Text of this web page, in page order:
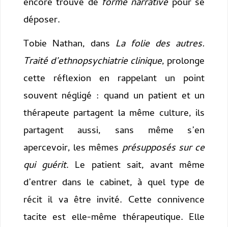
encore trouvé de forme narrativepour se
déposer.
Tobie Nathan, dans La folie des autres.
Traité d’ethnopsychiatrie clinique, prolonge
cette réflexion en rappelant un point
souvent négligé : quand un patient et un
thérapeute partagent la même culture, ils
partagent aussi, sans même s’en
apercevoir, les mêmes présupposés sur ce
qui guérit. Le patient sait, avant même
d’entrer dans le cabinet, à quel type de
récit il va être invité. Cette connivence
tacite est elle-même thérapeutique. Elle